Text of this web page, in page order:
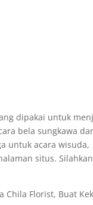
dipakai untuk
bela sungkawa
untuk acara wisuda,
situs. Silahkan
Chila Florist, Buat